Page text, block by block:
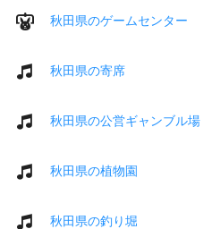
秋田県のゲームセンター
秋田県の寄席
秋田県の公営ギャンブル場
秋田県の植物園
秋田県の釣り堀